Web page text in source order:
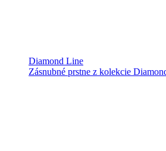
Diamond Line
Zásnubné prstne z kolekcie